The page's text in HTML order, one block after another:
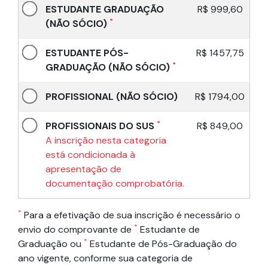
ESTUDANTE GRADUAÇÃO
(NÃO SÓCIO) *
R$ 999,60
ESTUDANTE PÓS-
GRADUAÇÃO (NÃO SÓCIO) *
R$ 1457,75
PROFISSIONAL (NÃO SÓCIO) R$ 1794,00
PROFISSIONAIS DO SUS *
A inscrição nesta categoria
está condicionada à
apresentação de
documentação comprobatória.
R$ 849,00
* Para a efetivação de sua inscrição é necessário o
envio do comprovante de * Estudante de
Graduação ou * Estudante de Pós-Graduação do
ano vigente, conforme sua categoria de